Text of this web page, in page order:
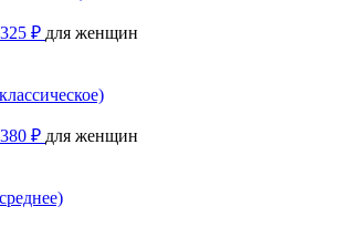
325 ₽ для женщин
380 ₽ для женщин